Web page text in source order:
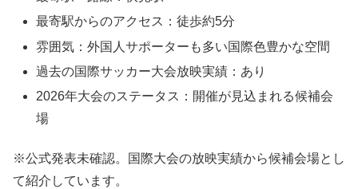
最寄駅からのアクセス：徒歩約5分
雰囲気：外国人サポーターも多い国際色豊かな空間
過去の国際サッカー大会放映実績：あり
2026年大会のステータス：開催が見込まれる候補会
場
※公式発表未確認。国際大会の放映実績から候補会場とし
て紹介しています。